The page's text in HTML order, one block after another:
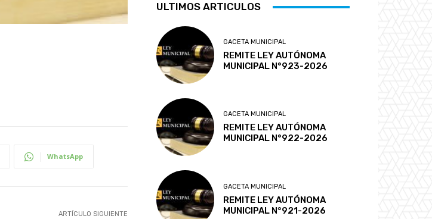
WhatsApp
ARTÍCULO SIGUIENTE
ULTIMOS ARTICULOS
GACETA MUNICIPAL
REMITE LEY AUTÓNOMA
MUNICIPAL N°923-2026
GACETA MUNICIPAL
REMITE LEY AUTÓNOMA
MUNICIPAL N°922-2026
GACETA MUNICIPAL
REMITE LEY AUTÓNOMA
MUNICIPAL N°921-2026